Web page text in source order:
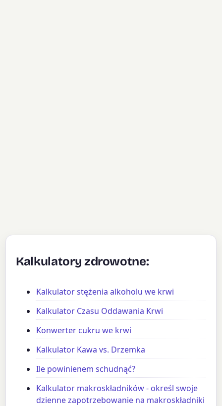
Kalkulatory zdrowotne:
Kalkulator stężenia alkoholu we krwi
Kalkulator Czasu Oddawania Krwi
Konwerter cukru we krwi
Kalkulator Kawa vs. Drzemka
Ile powinienem schudnąć?
Kalkulator makroskładników - określ swoje
dzienne zapotrzebowanie na makroskładniki